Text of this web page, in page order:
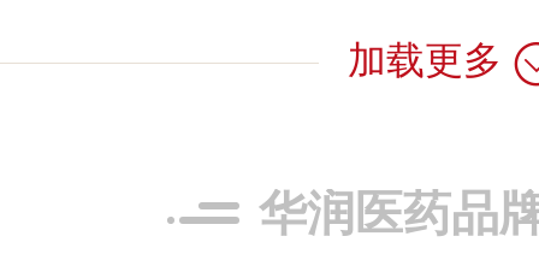
程中体现独到的
加载更多
华润医药品